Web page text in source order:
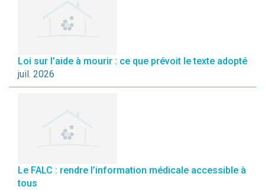
Loi sur l’aide à mourir : ce que prévoit le texte adopté
juil. 2026
Le FALC : rendre l’information médicale accessible à
tous